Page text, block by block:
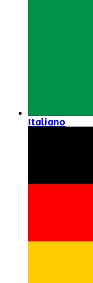
Italiano